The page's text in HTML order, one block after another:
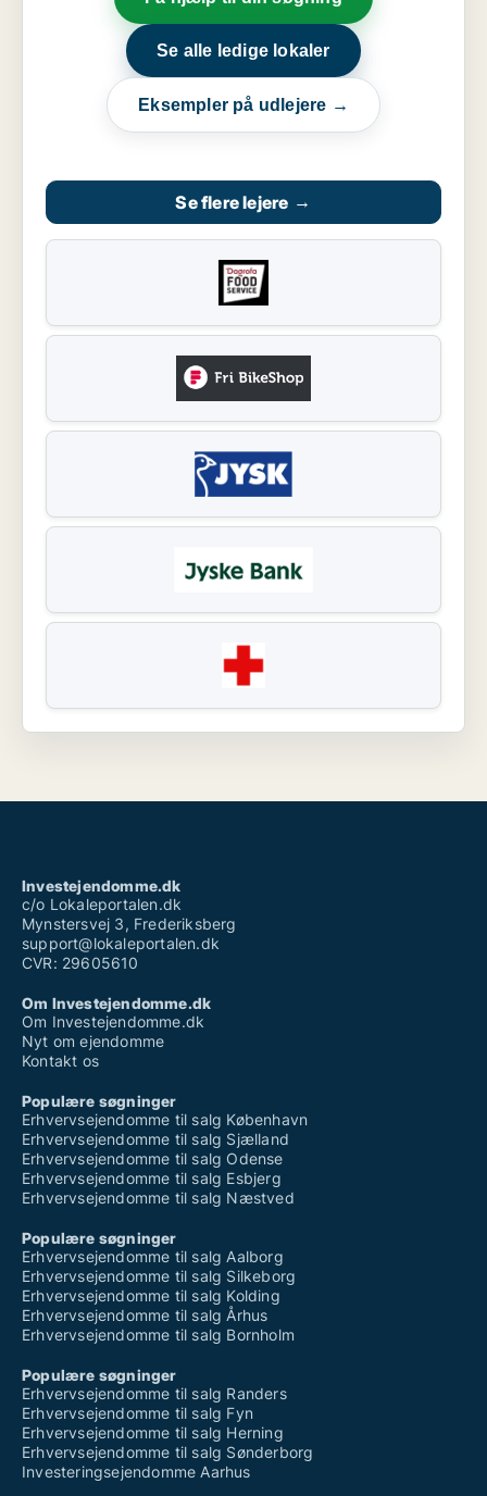
Se alle ledige lokaler
Eksempler på udlejere →
Se flere lejere →
Investejendomme.dk
c/o Lokaleportalen.dk
Mynstersvej 3, Frederiksberg
support@lokaleportalen.dk
CVR: 29605610
Om Investejendomme.dk
Om Investejendomme.dk
Nyt om ejendomme
Kontakt os
Populære søgninger
Erhvervsejendomme til salg København
Erhvervsejendomme til salg Sjælland
Erhvervsejendomme til salg Odense
Erhvervsejendomme til salg Esbjerg
Erhvervsejendomme til salg Næstved
Populære søgninger
Erhvervsejendomme til salg Aalborg
Erhvervsejendomme til salg Silkeborg
Erhvervsejendomme til salg Kolding
Erhvervsejendomme til salg Århus
Erhvervsejendomme til salg Bornholm
Populære søgninger
Erhvervsejendomme til salg Randers
Erhvervsejendomme til salg Fyn
Erhvervsejendomme til salg Herning
Erhvervsejendomme til salg Sønderborg
Investeringsejendomme Aarhus